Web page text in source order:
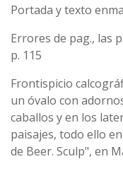
Portada y texto
Errores de pag., las
p. 115
Frontispicio
un óvalo con
caballos y en los
paisajes, todo ello
de Beer. Sculp", en